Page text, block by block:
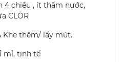
4 chiều , ít thấm nước,
CLOR
Khe thêm/ lấy mút.
mỉ, tinh tế